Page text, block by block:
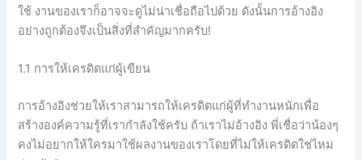
ใช้ งานของเราก็อาจจะดูไม่น่าเชื่อถือไปด้วย ดังนั้นการอ้างอิง
อย่างถูกต้องจึงเป็นสิ่งที่สำคัญมากครับ!
1.1 การให้เครดิตแก่ผู้เขียน
การอ้างอิงช่วยให้เราสามารถให้เครดิตแก่ผู้ที่ทำงานหนักเพื่อ
สร้างองค์ความรู้ที่เรากำลังใช้ครับ ถ้าเราไม่อ้างอิง พี่เชื่อว่าน้องๆ
คงไม่อยากให้ใครมาใช้ผลงานของเราโดยที่ไม่ให้เครดิตใช่ไหม